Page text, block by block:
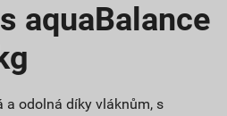
aquaBalance
a odolná díky vláknům, s